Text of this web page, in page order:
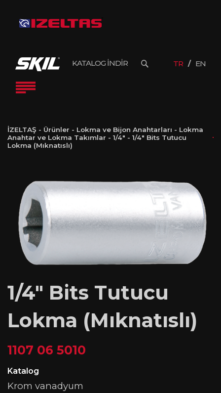
KATALOG İNDİR TR EN
İZELTAŞ - Ürünler - Lokma ve Bijon Anahtarları - Lokma
Anahtar ve Lokma Takımlar - 1/4" - 1/4″ Bits Tutucu
Lokma (Mıknatıslı)
1/4″ Bits Tutucu
Lokma (Mıknatıslı)
1107 06 5010
Katalog
Krom vanadyum